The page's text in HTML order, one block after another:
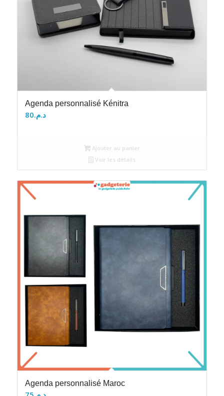
Agenda personnalisé Kénitra
د.م.80
Ajouter au panier
Voir les détails
Agenda personnalisé Maroc